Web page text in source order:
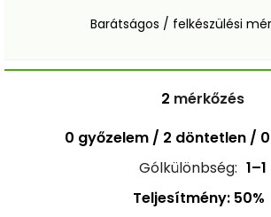
Barátságos / felkészülési
2 mérkőzés
0 győzelem / 2 döntetlen /
Gólkülönbség: 1–1
Teljesítmény: 50%